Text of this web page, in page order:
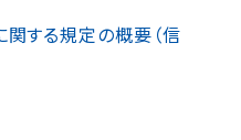
する規定の概要（信